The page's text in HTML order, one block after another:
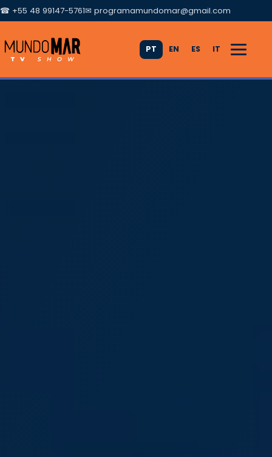
☎ +55 48 99147-5761✉ programamundomar@gmail.com
PT EN ES IT